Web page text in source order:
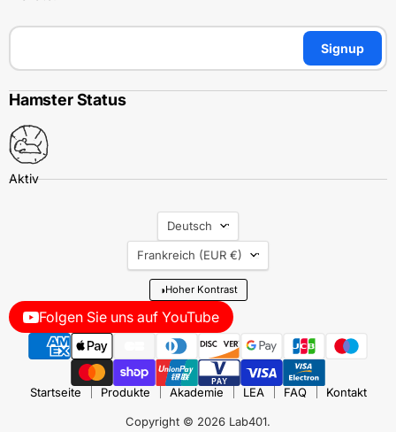
Signup
Hamster Status
Folgen Sie uns auf YouTube
Sprache
Deutsch
Land
Frankreich (EUR €)
◑Hoher Kontrast
Startseite Produkte Akademie LEA FAQ Kontakt
Copyright © 2026 Lab401.